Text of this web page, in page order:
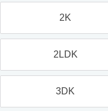
2K
2LDK
3DK